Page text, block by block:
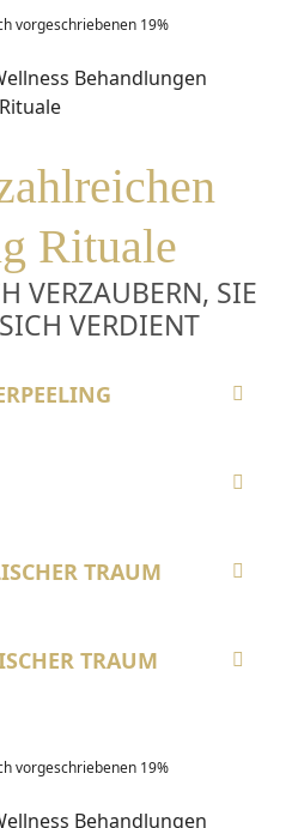
vorgeschriebenen 19%
Rituale
VERZAUBERN, SIE
VERDIENT
TRAUM
TRAUM
vorgeschriebenen 19%